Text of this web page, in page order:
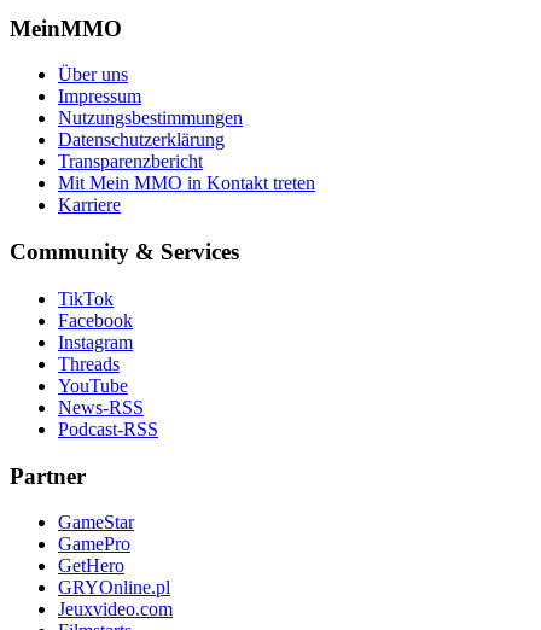
MeinMMO
Über uns
Impressum
Nutzungsbestimmungen
Datenschutzerklärung
Transparenzbericht
Mit Mein MMO in Kontakt treten
Karriere
Community & Services
TikTok
Facebook
Instagram
Threads
YouTube
News-RSS
Podcast-RSS
Partner
GameStar
GamePro
GetHero
GRYOnline.pl
Jeuxvideo.com